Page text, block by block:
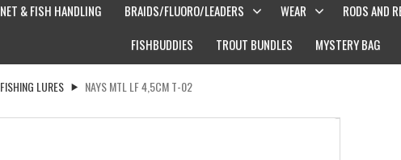
NET & FISH HANDLING BRAIDS/FLUORO/LEADERS WEAR RODS AND
FISHBUDDIES
TROUT BUNDLES MYSTERY BAG
FISHING LURES NAYS MTL LF 4,5CM T-02